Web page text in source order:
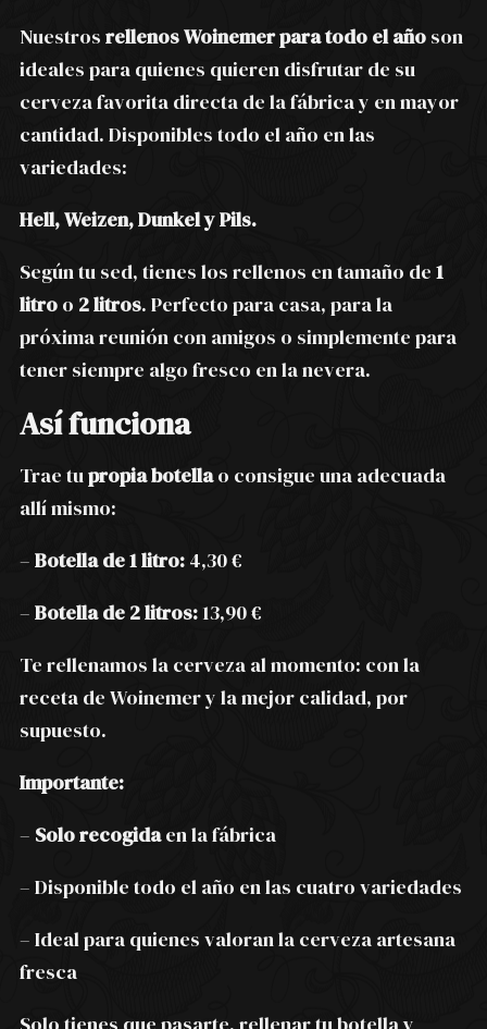
Nuestros rellenos Woinemer para todo el año son
ideales para quienes quieren disfrutar de su
cerveza favorita directa de la fábrica y en mayor
cantidad. Disponibles todo el año en las
variedades:
Hell, Weizen, Dunkel y Pils.
Según tu sed, tienes los rellenos en tamaño de 1
litro o 2 litros. Perfecto para casa, para la
próxima reunión con amigos o simplemente para
tener siempre algo fresco en la nevera.
Así funciona
Trae tupropia botellao consigue una adecuada
allí mismo:
– Botella de 1 litro: 4,30 €
– Botella de 2 litros:13,90 €
Te rellenamos la cerveza al momento: con la
receta de Woinemer y la mejor calidad, por
supuesto.
Importante:
– Solo recogidaen la fábrica
– Disponible todo el año en las cuatro variedades
– Ideal para quienes valoran la cerveza artesana
fresca